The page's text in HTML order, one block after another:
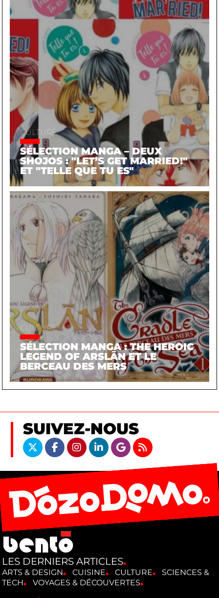
CULTURE
SÉLECTION MANGA – DEUX
SHOJOS : "LET’S GET MARRIED!"
ET "TELLE QUE TU ES"
CULTURE
SÉLECTION MANGA : THE HEROIC
LEGEND OF ARSLĀN ET LE
BERCEAU DES MERS
SUIVEZ-NOUS
LES DERNIERS ARTICLES
ARTS & DESIGN CUISINE CULTURE
SCIENCES &
TECH
VOYAGES & DÉCOUVERTES